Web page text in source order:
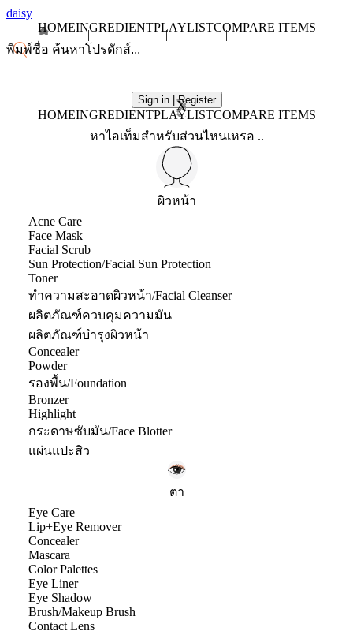
daisy
HOMEINGREDIENTPLAYLISTCOMPARE ITEMS
Sign in | Register
X
HOMEINGREDIENTPLAYLISTCOMPARE ITEMS
หาไอเท็มสำหรับส่วนไหนเหรอ ..
ผิวหน้า
Acne Care
Face Mask
Facial Scrub
Sun Protection/Facial Sun Protection
Toner
ทำความสะอาดผิวหน้า/Facial Cleanser
ผลิตภัณฑ์ควบคุมความมัน
ผลิตภัณฑ์บำรุงผิวหน้า
Concealer
Powder
รองพื้น/Foundation
Bronzer
Highlight
กระดาษซับมัน/Face Blotter
แผ่นแปะสิว
ตา
Eye Care
Lip+Eye Remover
Concealer
Mascara
Color Palettes
Eye Liner
Eye Shadow
Brush/Makeup Brush
Contact Lens